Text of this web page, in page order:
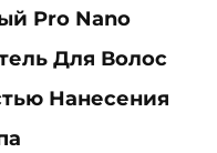
Pro Nano
Для Волос
Нанесения